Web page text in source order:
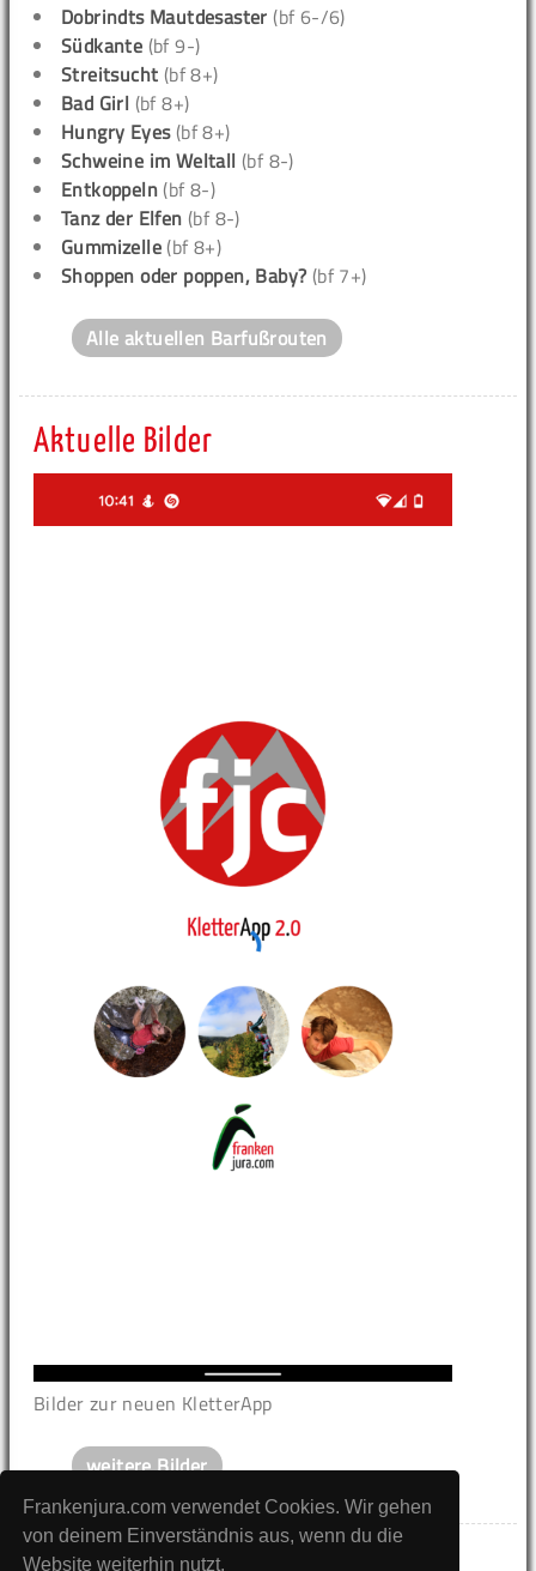
Frankenjura.com verwendet Cookies. Wir gehen
von deinem Einverständnis aus, wenn du die
Website weiterhin nutzt.
Dobrindts Mautdesaster (bf 6-/6)
Südkante (bf 9-)
Streitsucht (bf 8+)
Bad Girl (bf 8+)
Hungry Eyes(bf 8+)
Schweine im Weltall (bf 8-)
Entkoppeln (bf 8-)
Tanz der Elfen (bf 8-)
Gummizelle (bf 8+)
Shoppen oder poppen, Baby? (bf 7+)
Alle aktuellen Barfußrouten
Aktuelle Bilder
Bilder zur neuen KletterApp
weitere Bilder